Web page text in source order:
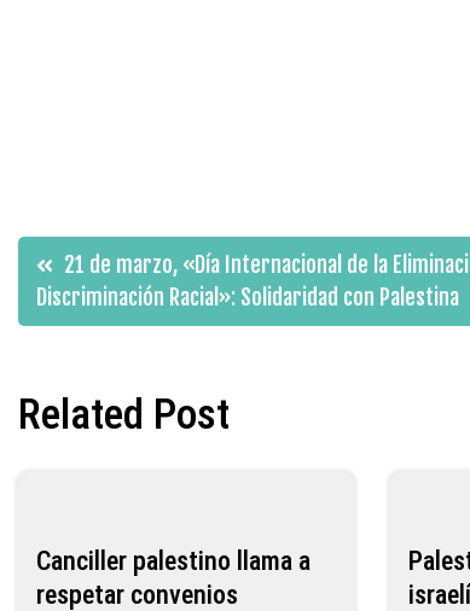
Navegación
de
entradas
21 de marzo, «Día Internacional de la
Discriminación Racial»: Solidaridad con Palestina
Related Post
Canciller palestino llama a
respetar convenios